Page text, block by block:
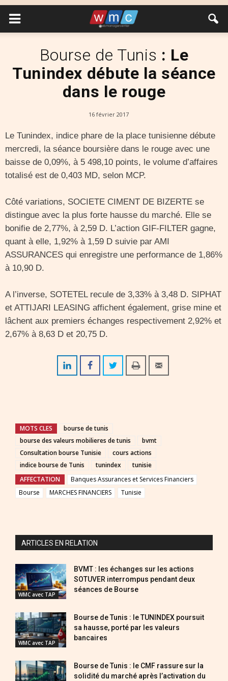
Bourse de Tunis : Le
Tunindex débute la séance
dans le rouge
16 février 2017
Le Tunindex, indice phare de la place tunisienne débute
mercredi, la séance boursière dans le rouge avec une
baisse de 0,09%, à 5 498,10 points, le volume d’affaires
totalisé est de 0,403 MD, selon MCP.
Côté variations, SOCIETE CIMENT DE BIZERTE se
distingue avec la plus forte hausse du marché. Elle se
bonifie de 2,77%, à 2,59 D. L’action GIF-FILTER gagne,
quant à elle, 1,92% à 1,59 D suivie par AMI
ASSURANCES qui enregistre une performance de 1,86%
à 10,90 D.
A l’inverse, SOTETEL recule de 3,33% à 3,48 D. SIPHAT
et ATTIJARI LEASING affichent également, grise mine et
lâchent aux premiers échanges respectivement 2,92% et
2,67% à 8,63 D et 20,75 D.
MOTS CLES
bourse de tunis
bourse des valeurs mobilieres de tunis
bvmt
Consultation bourse Tunisie
cours actions
indice bourse de Tunis
tunindex
tunisie
AFFECTATION
Banques Assurances et Services Financiers
Bourse
MARCHES FINANCIERS Tunisie
ARTICLES EN RELATION
WMC avec TAP
BVMT : les échanges sur les actions
SOTUVER interrompus pendant deux
séances de Bourse
WMC avec TAP
Bourse de Tunis : le TUNINDEX poursuit
sa hausse, porté par les valeurs
bancaires
Bourse de Tunis : le CMF rassure sur la
solidité du marché après l’activation du